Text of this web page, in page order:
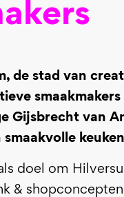
de stad van
Gijsbrecht van
doel om
&